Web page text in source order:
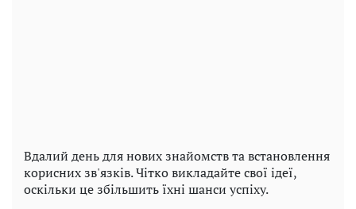
Вдалий день для нових знайомств та встановлення
корисних зв'язків. Чітко викладайте свої ідеї,
оскільки це збільшить їхні шанси успіху.